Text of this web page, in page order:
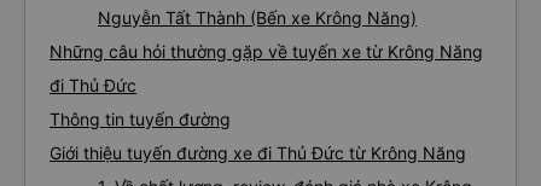
Nguyễn Tất Thành (Bến xe Krông Năng)
Những câu hỏi thường gặp về tuyến xe từ Krông Năng
đi Thủ Đức
Thông tin tuyến đường
Giới thiệu tuyến đường xe đi Thủ Đức từ Krông Năng